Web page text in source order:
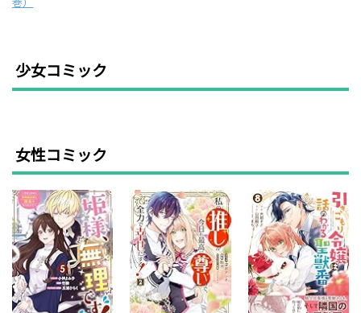
巻）
少女コミック
女性コミック